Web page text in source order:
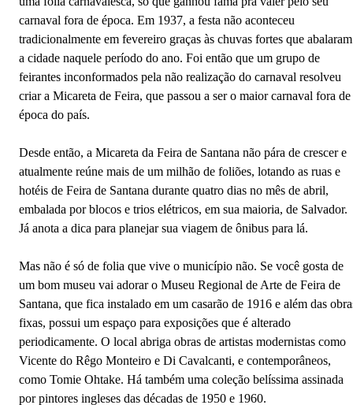
carnaval fora de época. Em 1937, a festa não aconteceu
tradicionalmente em fevereiro graças às chuvas fortes que abalaram
a cidade naquele período do ano. Foi então que um grupo de
feirantes inconformados pela não realização do carnaval resolveu
criar a Micareta de Feira, que passou a ser o maior carnaval fora de
época do país.
Desde então, a Micareta da Feira de Santana não pára de crescer e
atualmente reúne mais de um milhão de foliões, lotando as ruas e
hotéis de Feira de Santana durante quatro dias no mês de abril,
embalada por blocos e trios elétricos, em sua maioria, de Salvador.
Já anota a dica para planejar sua viagem de ônibus para lá.
Mas não é só de folia que vive o município não. Se você gosta de
um bom museu vai adorar o Museu Regional de Arte de Feira de
Santana, que fica instalado em um casarão de 1916 e além das
fixas, possui um espaço para exposições que é alterado
periodicamente. O local abriga obras de artistas modernistas como
Vicente do Rêgo Monteiro e Di Cavalcanti, e contemporâneos,
como Tomie Ohtake. Há também uma coleção belíssima assinada
por pintores ingleses das décadas de 1950 e 1960.